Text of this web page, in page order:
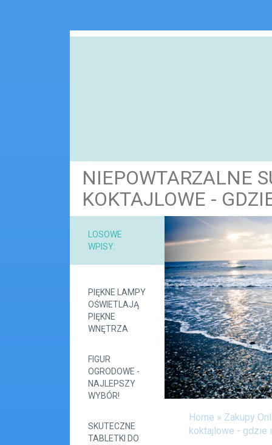
NIEPOWTARZALNE
KOKTAJLOWE -
LOSOWE
WPISY:
PIĘKNE LAMPY
OŚWIETLAJĄ
PIĘKNE
WNĘTRZA
FIGUR
OGRODOWE -
NAJLEPSZY
WYBÓR!
SKUTECZNE
TABLETKI DO
Home » Zakupy
koktajlowe - gdzie